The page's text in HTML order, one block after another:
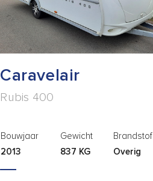
Caravelair
Rubis 400
Bouwjaar
2013
Gewicht
837 KG
Brandstof
Overig